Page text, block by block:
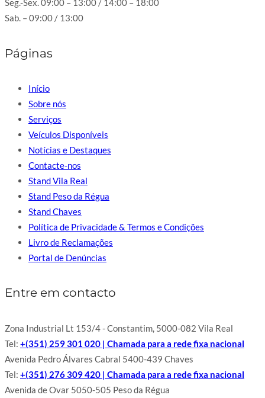
Seg.-Sex. 09:00 – 13:00 / 14:00 – 18:00
Sab. – 09:00 / 13:00
Páginas
Início
Sobre nós
Serviços
Veículos Disponíveis
Notícias e Destaques
Contacte-nos
Stand Vila Real
Stand Peso da Régua
Stand Chaves
Política de Privacidade & Termos e Condições
Livro de Reclamações
Portal de Denúncias
Entre em contacto
Zona Industrial Lt 153/4 - Constantim, 5000-082 Vila Real
Tel: +(351) 259 301 020 | Chamada para a rede fixa nacional
Avenida Pedro Álvares Cabral 5400-439 Chaves
Tel: +(351) 276 309 420 | Chamada para a rede fixa nacional
Avenida de Ovar 5050-505 Peso da Régua